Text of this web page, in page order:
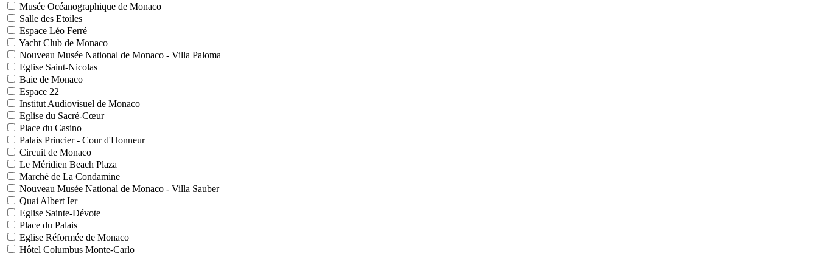
Musée Océanographique de Monaco
Salle des Etoiles
Espace Léo Ferré
Yacht Club de Monaco
Nouveau Musée National de Monaco - Villa Paloma
Eglise Saint-Nicolas
Baie de Monaco
Espace 22
Institut Audiovisuel de Monaco
Eglise du Sacré-Cœur
Place du Casino
Palais Princier - Cour d'Honneur
Circuit de Monaco
Le Méridien Beach Plaza
Marché de La Condamine
Nouveau Musée National de Monaco - Villa Sauber
Quai Albert Ier
Eglise Sainte-Dévote
Place du Palais
Eglise Réformée de Monaco
Hôtel Columbus Monte-Carlo